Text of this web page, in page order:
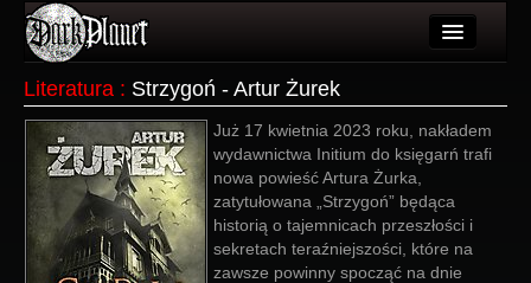
Użytkownicy
Wydarzenia
Galeria
Forum
Literatura : Strzygoń - Artur Żurek
Już 17 kwietnia 2023 roku, nakładem
wydawnictwa Initium do księgarń trafi
nowa powieść Artura Żurka,
zatytułowana „Strzygoń” będąca
historią o tajemnicach przeszłości i
sekretach teraźniejszości, które na
zawsze powinny spocząć na dnie